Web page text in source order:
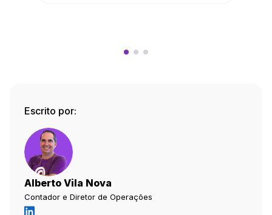
Escrito por:
Alberto Vila Nova
Contador e Diretor de Operações